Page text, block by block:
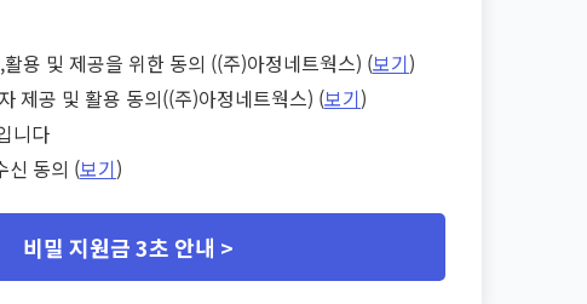
용 및 제공을 위한 동의 ((주)아정네트웍스) (보기)
제공 및 활용 동의((주)아정네트웍스) (보기)
니다
신 동의 (보기)
비밀 지원금 3초 안내 >